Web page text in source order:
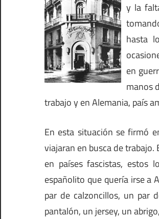
y la
hasta
en
manos
trabajo y en Alemania, país
En esta situación se firmó
viajaran en busca de
en países fascistas, estos
españolito que quería irse a
par de calzoncillos, un par
pantalón, un jersey, un